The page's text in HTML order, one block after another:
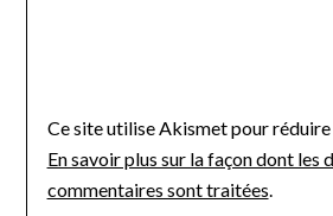
Ce site utilise Akismet pour réduire
En savoir plus sur la façon dont les
commentaires sont traitées